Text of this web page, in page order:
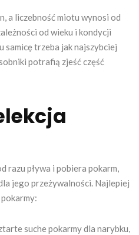
a liczebność miotu wynosi od
od wieku i kondycji
samicę trzeba jak najszybciej
potrafią zjeść część
razu pływa i pobiera pokarm,
jego przeżywalności. Najlepiej
suche pokarmy dla narybku,